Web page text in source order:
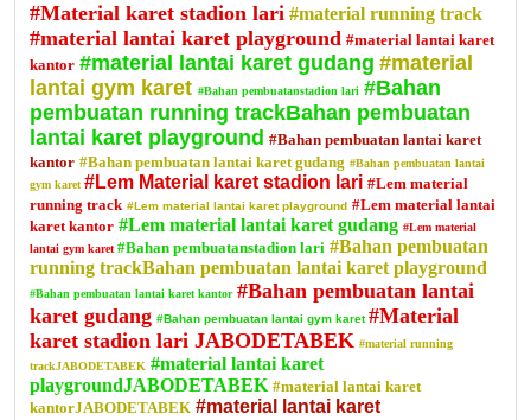
#Material karet stadion lari #material running track
#material lantai karet playground #material lantai karet
kantor #material lantai karet gudang #material
lantai gym karet #Bahan pembuatanstadion lari #Bahan
pembuatan running trackBahan pembuatan
lantai karet playground #Bahan pembuatan lantai karet
kantor #Bahan pembuatan lantai karet gudang #Bahan pembuatan lantai
gym karet#Lem Material karet stadion lari #Lem material
running track #Lem material lantai karet playground #Lem material lantai
karet kantor #Lem material lantai karet gudang #Lem material
lantai gym karet#Bahan pembuatanstadion lari #Bahan pembuatan
running trackBahan pembuatan lantai karet playground
#Bahan pembuatan lantai karet kantor #Bahan pembuatan lantai
karet gudang #Bahan pembuatan lantai gym karet#Material
karet stadion lari JABODETABEK #material running
trackJABODETABEK #material lantai karet
playgroundJABODETABEK #material lantai karet
kantorJABODETABEK #material lantai karet